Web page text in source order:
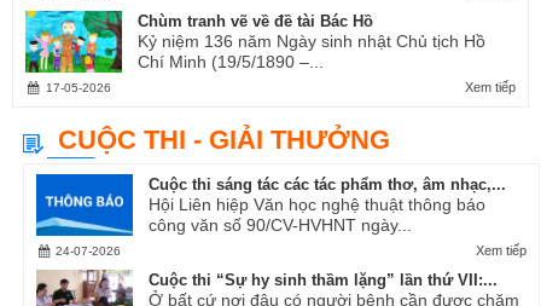
Chùm tranh vẽ về đề tài Bác Hồ
Kỷ niệm 136 năm Ngày sinh nhật Chủ tịch Hồ
Chí Minh (19/5/1890 –...
Xem tiếp
17-05-2026
CUỘC THI - GIẢI THƯỞNG
Cuộc thi sáng tác các tác phẩm thơ, âm nhạc,...
Hội Liên hiệp Văn học nghệ thuật thông báo
công văn số 90/CV-HVHNT ngày...
Xem tiếp
24-07-2026
Cuộc thi “Sự hy sinh thầm lặng” lần thứ VII:...
Ở bất cứ nơi đâu có người bệnh cần được chăm